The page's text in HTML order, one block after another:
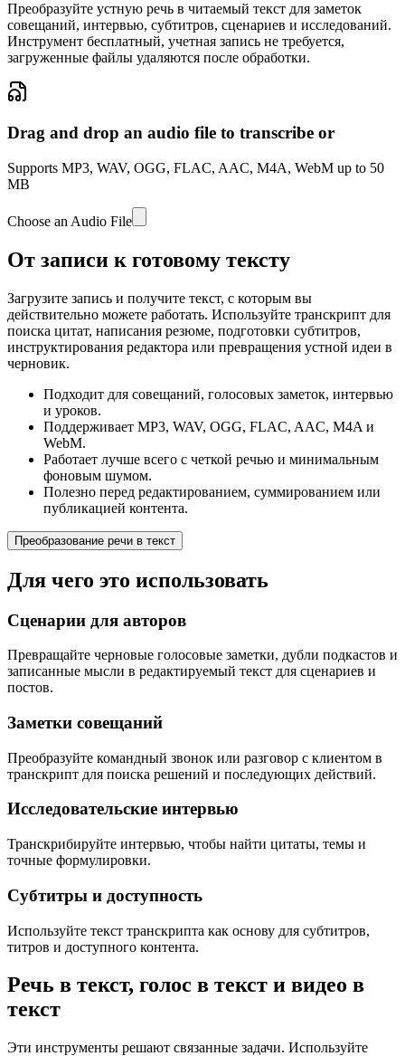
Преобразуйте устную речь в читаемый текст для заметок
совещаний, интервью, субтитров, сценариев и исследований.
Инструмент бесплатный, учетная запись не требуется,
загруженные файлы удаляются после обработки.
Drag and drop an audio file to transcribe or
Supports MP3, WAV, OGG, FLAC, AAC, M4A, WebM up to 50
MB
Choose an Audio File
От записи к готовому тексту
Загрузите запись и получите текст, с которым вы
действительно можете работать. Используйте транскрипт для
поиска цитат, написания резюме, подготовки субтитров,
инструктирования редактора или превращения устной идеи в
черновик.
Подходит для совещаний, голосовых заметок, интервью
и уроков.
Поддерживает MP3, WAV, OGG, FLAC, AAC, M4A и
WebM.
Работает лучше всего с четкой речью и минимальным
фоновым шумом.
Полезно перед редактированием, суммированием или
публикацией контента.
Преобразование речи в текст
Для чего это использовать
Сценарии для авторов
Превращайте черновые голосовые заметки, дубли подкастов и
записанные мысли в редактируемый текст для сценариев и
постов.
Заметки совещаний
Преобразуйте командный звонок или разговор с клиентом в
транскрипт для поиска решений и последующих действий.
Исследовательские интервью
Транскрибируйте интервью, чтобы найти цитаты, темы и
точные формулировки.
Субтитры и доступность
Используйте текст транскрипта как основу для субтитров,
титров и доступного контента.
Речь в текст, голос в текст и видео в
текст
Эти инструменты решают связанные задачи. Используйте